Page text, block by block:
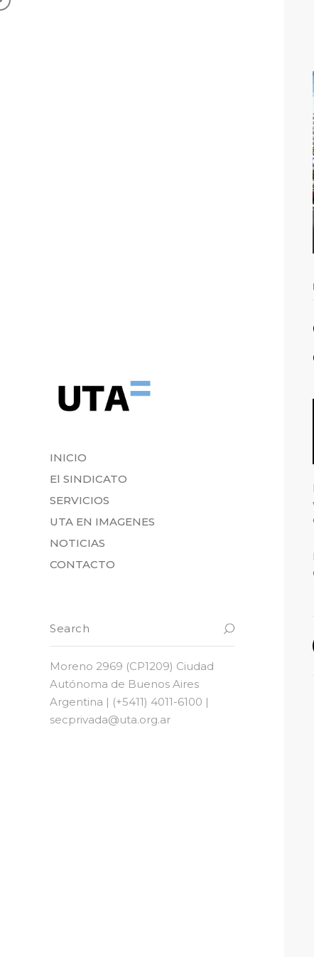
INICIO
El SINDICATO
SERVICIOS
UTA EN IMAGENES
NOTICIAS
CONTACTO
Moreno 2969 (CP1209) Ciudad
Autónoma de Buenos Aires
Argentina | (+5411) 4011-6100 |
secprivada@uta.org.ar